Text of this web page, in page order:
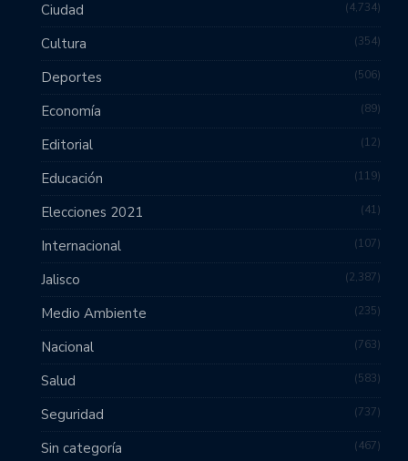
Ciudad 4,734
Cultura 354
Deportes 506
Economía 89
Editorial 12
Educación 119
Elecciones 2021 41
Internacional 107
Jalisco 2,387
Medio Ambiente 235
Nacional 763
Salud 583
Seguridad 737
Sin categoría 467